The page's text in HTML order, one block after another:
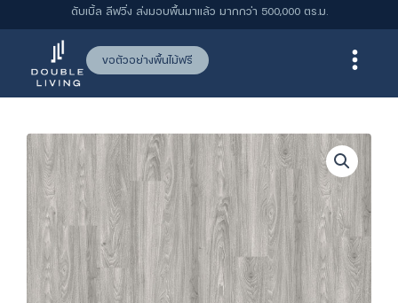
to
ดับเบิ้ล ลีฟวิ่ง ส่งมอบพื้นมาแล้ว มากกว่า 500,000 ตร.ม.
ขอตัวอย่างพื้นไม้ฟรี